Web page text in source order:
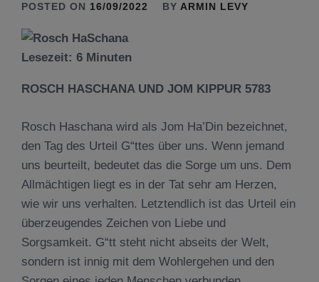
POSTED ON 16/09/2022 BY ARMIN LEVY
Lesezeit: 6 Minuten
ROSCH HASCHANA UND JOM KIPPUR 5783
Rosch Haschana wird als Jom Ha’Din bezeichnet,
den Tag des Urteil G“ttes über uns. Wenn jemand
uns beurteilt, bedeutet das die Sorge um uns. Dem
Allmächtigen liegt es in der Tat sehr am Herzen,
wie wir uns verhalten. Letztendlich ist das Urteil ein
überzeugendes Zeichen von Liebe und
Sorgsamkeit. G“tt steht nicht abseits der Welt,
sondern ist innig mit dem Wohlergehen und den